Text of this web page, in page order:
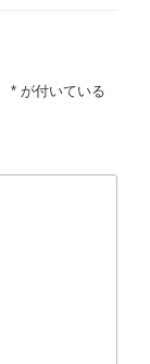
* が付いている